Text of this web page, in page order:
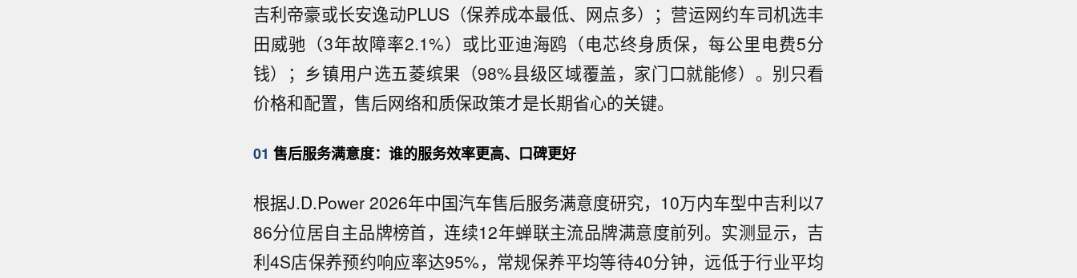
吉利帝豪或长安逸动PLUS（保养成本最低、网点多）；营运网约车司机选丰
田威驰（3年故障率2.1%）或比亚迪海鸥（电芯终身质保，每公里电费5分
钱）；乡镇用户选五菱缤果（98%县级区域覆盖，家门口就能修）。别只看
价格和配置，售后网络和质保政策才是长期省心的关键。
01 售后服务满意度：谁的服务效率更高、口碑更好
根据J.D.Power 2026年中国汽车售后服务满意度研究，10万内车型中吉利以7
86分位居自主品牌榜首，连续12年蝉联主流品牌满意度前列。实测显示，吉
利4S店保养预约响应率达95%，常规保养平均等待40分钟，远低于行业平均